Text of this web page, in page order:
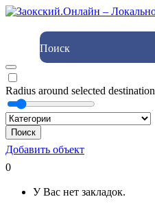
Поиск
Radius around selected destination
Поиск
Добавить объект
0
У Вас нет закладок.